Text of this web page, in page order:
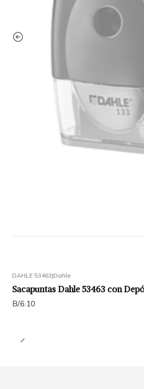
DAHLE 53463|Dahle
Sacapuntas Dahle 53463 con
B/.6.10